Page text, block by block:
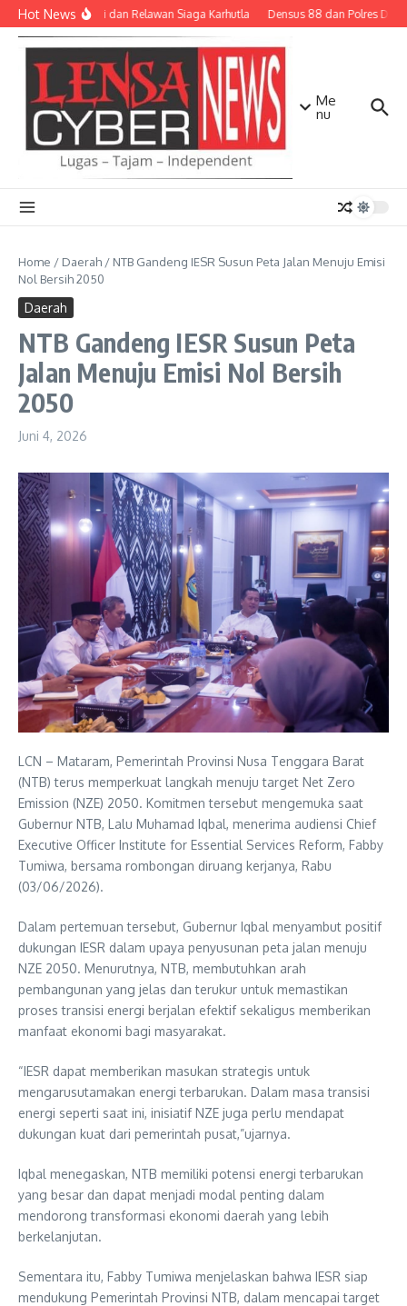
Lewati ke konten
Hot NewsTNI-Polri dan Relawan Siaga Karhutla Densus 88 dan Polres
Me
nu
Home / Daerah / NTB Gandeng IESR Susun Peta Jalan Menuju Emisi
Nol Bersih 2050
Daerah
NTB Gandeng IESR Susun Peta
Jalan Menuju Emisi Nol Bersih
2050
Juni 4, 2026
LCN – Mataram, Pemerintah Provinsi Nusa Tenggara Barat
(NTB) terus memperkuat langkah menuju target Net Zero
Emission (NZE) 2050. Komitmen tersebut mengemuka saat
Gubernur NTB, Lalu Muhamad Iqbal, menerima audiensi Chief
Executive Officer Institute for Essential Services Reform, Fabby
Tumiwa, bersama rombongan diruang kerjanya, Rabu
(03/06/2026).
Dalam pertemuan tersebut, Gubernur Iqbal menyambut positif
dukungan IESR dalam upaya penyusunan peta jalan menuju
NZE 2050. Menurutnya, NTB, membutuhkan arah
pembangunan yang jelas dan terukur untuk memastikan
proses transisi energi berjalan efektif sekaligus memberikan
manfaat ekonomi bagi masyarakat.
“IESR dapat memberikan masukan strategis untuk
mengarusutamakan energi terbarukan. Dalam masa transisi
energi seperti saat ini, inisiatif NZE juga perlu mendapat
dukungan kuat dari pemerintah pusat,”ujarnya.
Iqbal menegaskan, NTB memiliki potensi energi terbarukan
yang besar dan dapat menjadi modal penting dalam
mendorong transformasi ekonomi daerah yang lebih
berkelanjutan.
Sementara itu, Fabby Tumiwa menjelaskan bahwa IESR siap
mendukung Pemerintah Provinsi NTB, dalam mencapai target